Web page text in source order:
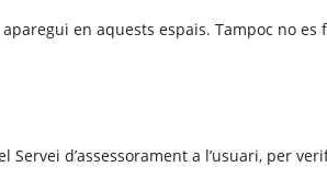
en aquests espais. Tampoc no es
d’assessorament a l’usuari, per